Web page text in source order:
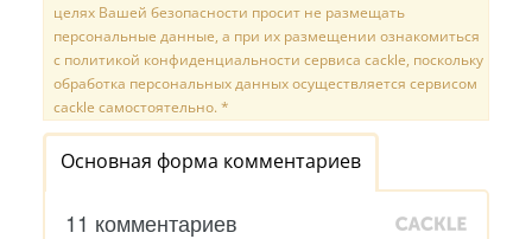
целях Вашей безопасности просит не размещать
персональные данные, а при их размещении ознакомиться
с политикой конфиденциальности сервиса cackle, поскольку
обработка персональных данных осуществляется сервисом
cackle самостоятельно. *
Основная форма комментариев
11 комментариев